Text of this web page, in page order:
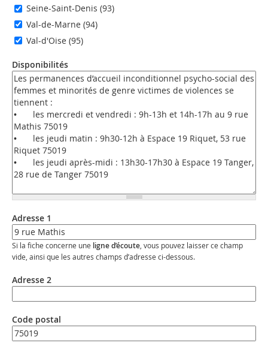
Seine-Saint-Denis (93)
Val-de-Marne (94)
Val-d'Oise (95)
Disponibilités
Adresse 1
Si la fiche concerne une ligne d’écoute , vous pouvez laisser ce champ
vide, ainsi que les autres champs d’adresse ci-dessous.
Adresse 2
Code postal